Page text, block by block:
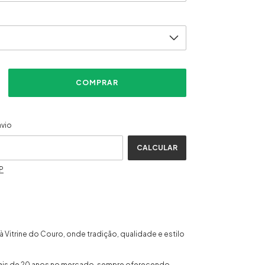
CALCULAR
Vitrine do Couro, onde tradição, qualidade e estilo